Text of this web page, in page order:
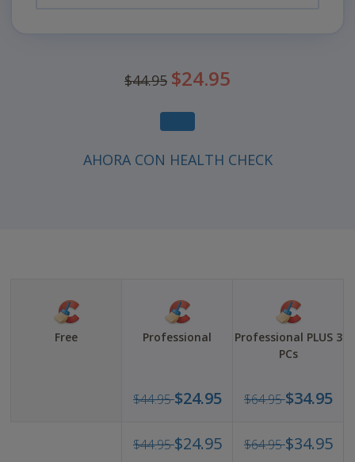
$44.95 $24.95
AHORA CON HEALTH CHECK
Free Professional
$44.95$24.95USD
24.95
Professional PLUS 3
PCs
$64.95$34.95USD
$44.95$24.95USD $64.95$34.95USD